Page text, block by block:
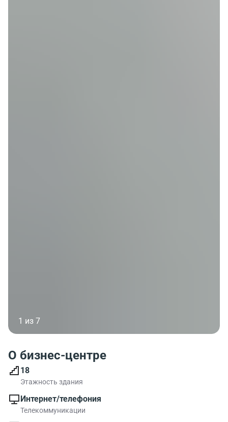
1 из 7
О бизнес-центре
18
Этажность здания
Интернет/телефония
Телекоммуникации